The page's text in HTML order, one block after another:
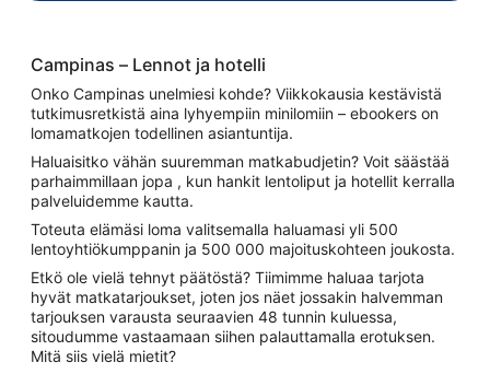
Campinas – Lennot ja hotelli
Onko Campinas unelmiesi kohde? Viikkokausia kestävistä
tutkimusretkistä aina lyhyempiin minilomiin – ebookers on
lomamatkojen todellinen asiantuntija.
Haluaisitko vähän suuremman matkabudjetin? Voit säästää
parhaimmillaan jopa , kun hankit lentoliput ja hotellit kerralla
palveluidemme kautta.
Toteuta elämäsi loma valitsemalla haluamasi yli 500
lentoyhtiökumppanin ja 500 000 majoituskohteen joukosta.
Etkö ole vielä tehnyt päätöstä? Tiimimme haluaa tarjota
hyvät matkatarjoukset, joten jos näet jossakin halvemman
tarjouksen varausta seuraavien 48 tunnin kuluessa,
sitoudumme vastaamaan siihen palauttamalla erotuksen.
Mitä siis vielä mietit?